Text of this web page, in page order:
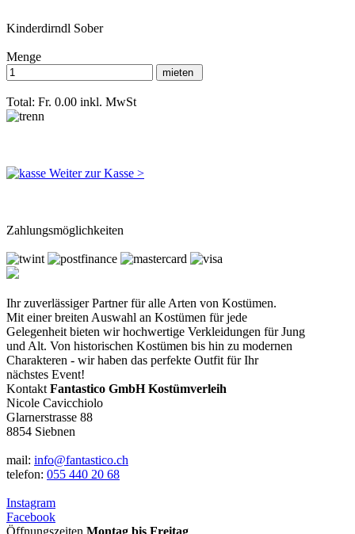
Kinderdirndl Sober
Menge
Total: Fr. 0.00 inkl. MwSt
Weiter zur Kasse >
Zahlungsmöglichkeiten
Ihr zuverlässiger Partner für alle Arten von Kostümen.
Mit einer breiten Auswahl an Kostümen für jede
Gelegenheit bieten wir hochwertige Verkleidungen für Jung
und Alt. Von historischen Kostümen bis hin zu modernen
Charakteren - wir haben das perfekte Outfit für Ihr
nächstes Event!
Kontakt Fantastico GmbH Kostümverleih
Nicole Cavicchiolo
Glarnerstrasse 88
8854 Siebnen
mail: info@fantastico.ch
telefon: 055 440 20 68
Instagram
Facebook
Öffnungszeiten Montag bis Freitag